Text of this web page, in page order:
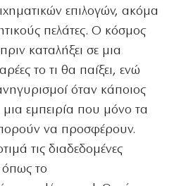
επιλογών, ακόμα
πελάτες. Ο κόσμος
καταλήξει σε μια
το τι θα παίξει, ενώ
όταν κάποιος
μια εμπειρία που μόνο τα
να προσφέρουν.
τις διαδεδομένες
όπως το